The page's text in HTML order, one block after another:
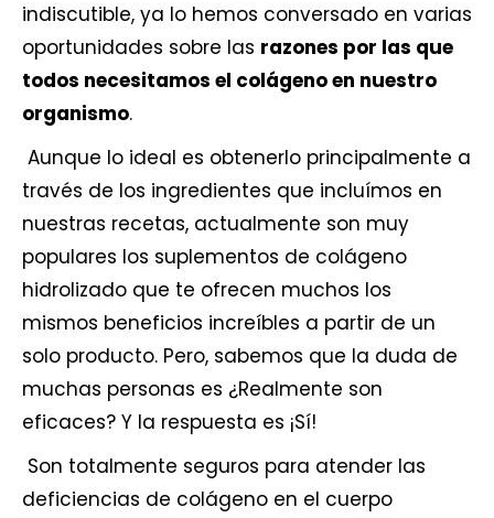
indiscutible, ya lo hemos conversado en varias
oportunidades sobre las razones por las que
todos necesitamos el colágeno en nuestro
organismo.
Aunque lo ideal es obtenerlo principalmente a
través de los ingredientes que incluímos en
nuestras recetas, actualmente son muy
populares los suplementos de colágeno
hidrolizado que te ofrecen muchos los
mismos beneficios increíbles a partir de un
solo producto. Pero, sabemos que la duda de
muchas personas es ¿Realmente son
eficaces? Y la respuesta es ¡Sí!
Son totalmente seguros para atender las
deficiencias de colágeno en el cuerpo